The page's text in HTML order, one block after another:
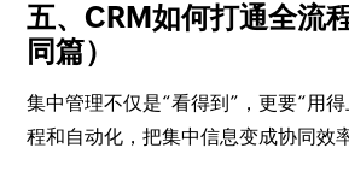
五、CRM如何打通全流
同篇）
集中管理不仅是“看得到”，更要“用
程和自动化，把集中信息变成协同效率